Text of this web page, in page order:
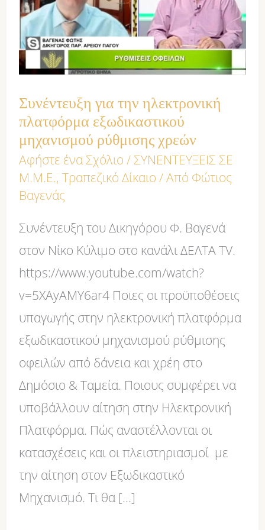
Συνέντευξη για την ηλεκτρονική
πλατφόρμα εξωδικαστικού
μηχανισμού ρύθμισης χρεών
Αφήστε ένα Σχόλιο /ΣΥΝΕΝΤΕΥΞΕΙΣ ΣΕ
Μ.Μ.Ε.,Τραπεζικό Δίκαιο / Από Φώτιος
Βαγενάς
Συνέντευξη του Δικηγόρου Φ. Βαγενά
στον Νίκο Κύλιμο στο κανάλι ΔΕΛΤΑ ΤV.
https://www.youtube.com/watch?
v=5XAyAMY6ar4 Ποιες οι προϋποθέσεις
υπαγωγής στην ηλεκτρονική πλατφόρμα
εξωδικαστικού μηχανισμού ρύθμισης
οφειλών από δάνεια και χρέη στο
Δημόσιο & Ταμεία. Ποιους συμφέρει να
υποβάλλουν αίτηση στην Ηλεκτρονική
Πλατφόρμα. Πώς αναστέλλονται οι
κατασχέσεις και οι πλειστηριασμοί με
την αίτηση στον Εξωδικαστικό
Μηχανισμό. Τι θα […]
ηλεκτρονική
πλατφόρμα
εξωδικαστικού
ρύθμισης
χρεών